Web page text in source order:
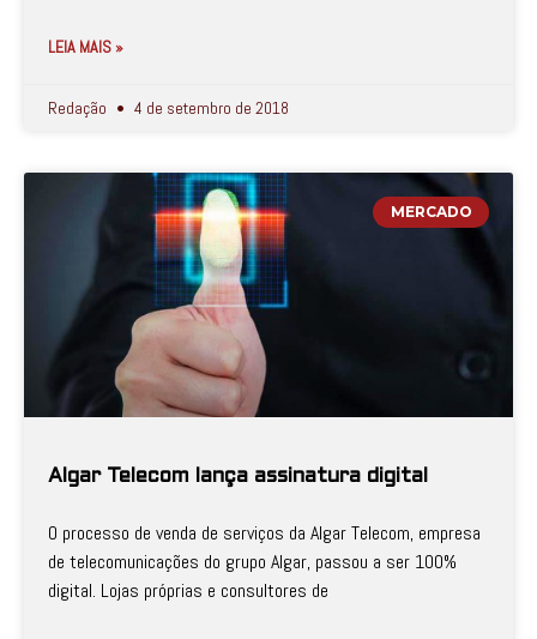
LEIA MAIS »
Redação 4 de setembro de 2018
MERCADO
Algar Telecom lança assinatura digital
O processo de venda de serviços da Algar Telecom, empresa
de telecomunicações do grupo Algar, passou a ser 100%
digital. Lojas próprias e consultores de